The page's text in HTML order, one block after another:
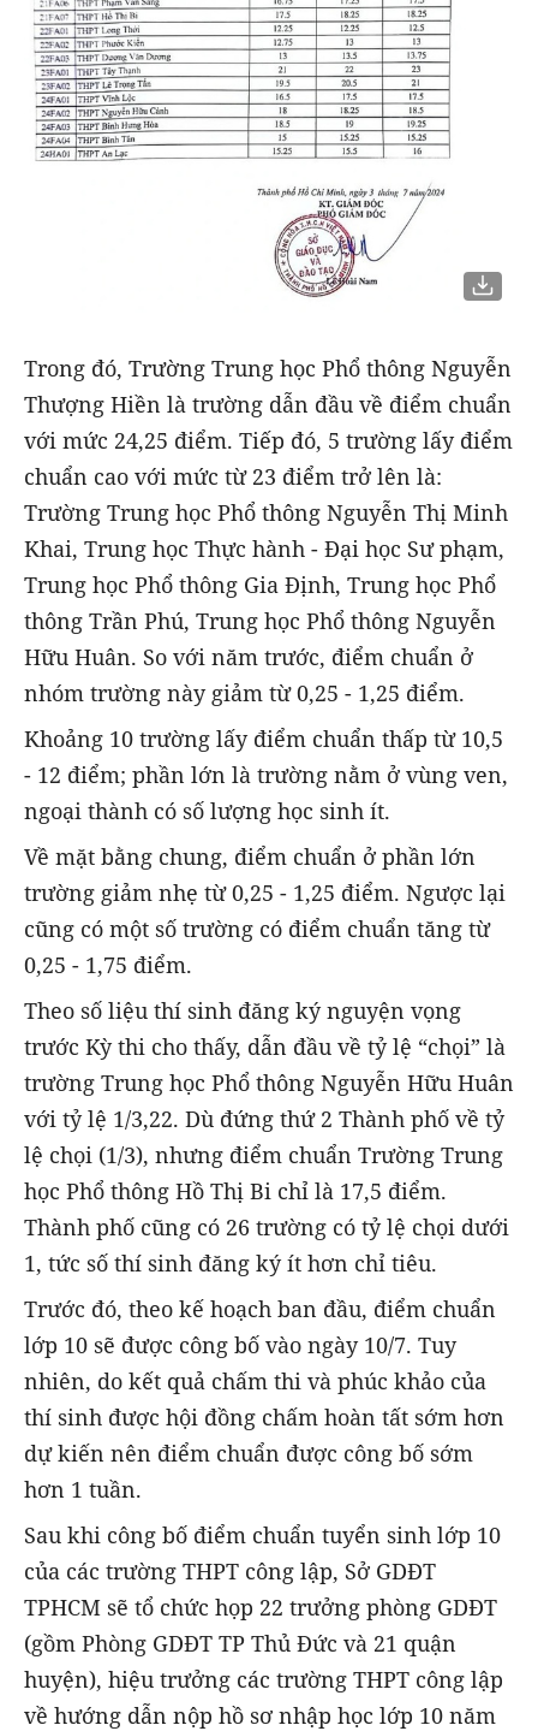
Trong đó, Trường Trung học Phổ thông Nguyễn
Thượng Hiền là trường dẫn đầu về điểm chuẩn
với mức 24,25 điểm. Tiếp đó, 5 trường lấy điểm
chuẩn cao với mức từ 23 điểm trở lên là:
Trường Trung học Phổ thông Nguyễn Thị Minh
Khai, Trung học Thực hành - Đại học Sư phạm,
Trung học Phổ thông Gia Định, Trung học Phổ
thông Trần Phú, Trung học Phổ thông Nguyễn
Hữu Huân. So với năm trước, điểm chuẩn ở
nhóm trường này giảm từ 0,25 - 1,25 điểm.
Khoảng 10 trường lấy điểm chuẩn thấp từ 10,5
- 12 điểm; phần lớn là trường nằm ở vùng ven,
ngoại thành có số lượng học sinh ít.
Về mặt bằng chung, điểm chuẩn ở phần lớn
trường giảm nhẹ từ 0,25 - 1,25 điểm. Ngược lại
cũng có một số trường có điểm chuẩn tăng từ
0,25 - 1,75 điểm.
Theo số liệu thí sinh đăng ký nguyện vọng
trước Kỳ thi cho thấy, dẫn đầu về tỷ lệ “chọi” là
trường Trung học Phổ thông Nguyễn Hữu Huân
với tỷ lệ 1/3,22. Dù đứng thứ 2 Thành phố về tỷ
lệ chọi (1/3), nhưng điểm chuẩn Trường Trung
học Phổ thông Hồ Thị Bi chỉ là 17,5 điểm.
Thành phố cũng có 26 trường có tỷ lệ chọi dưới
1, tức số thí sinh đăng ký ít hơn chỉ tiêu.
Trước đó, theo kế hoạch ban đầu, điểm chuẩn
lớp 10 sẽ được công bố vào ngày 10/7. Tuy
nhiên, do kết quả chấm thi và phúc khảo của
thí sinh được hội đồng chấm hoàn tất sớm hơn
dự kiến nên điểm chuẩn được công bố sớm
hơn 1 tuần.
Sau khi công bố điểm chuẩn tuyển sinh lớp 10
của các trường THPT công lập, Sở GDĐT
TPHCM sẽ tổ chức họp 22 trưởng phòng GDĐT
(gồm Phòng GDĐT TP Thủ Đức và 21 quận
huyện), hiệu trưởng các trường THPT công lập
về hướng dẫn nộp hồ sơ nhập học lớp 10 năm